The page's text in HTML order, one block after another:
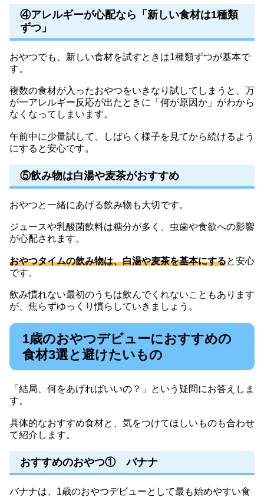
④アレルギーが心配なら「新しい食材は1種類
ずつ」
おやつでも、新しい食材を試すときは1種類ずつが基本で
す。
複数の食材が入ったおやつをいきなり試してしまうと、万
が一アレルギー反応が出たときに「何が原因か」がわから
なくなってしまいます。
午前中に少量試して、しばらく様子を見てから続けるよう
にすると安心です。
⑤飲み物は白湯や麦茶がおすすめ
おやつと一緒にあげる飲み物も大切です。
ジュースや乳酸菌飲料は糖分が多く、虫歯や食欲への影響
が心配されます。
おやつタイムの飲み物は、白湯や麦茶を基本にすると安心
です。
飲み慣れない最初のうちは飲んでくれないこともあります
が、焦らずゆっくり慣らしていきましょう。
1歳のおやつデビューにおすすめの
食材3選と避けたいもの
「結局、何をあげればいいの？」という疑問にお答えしま
す。
具体的なおすすめ食材と、気をつけてほしいものも合わせ
て紹介します。
おすすめのおやつ① バナナ
バナナは、1歳のおやつデビューとして最も始めやすい食